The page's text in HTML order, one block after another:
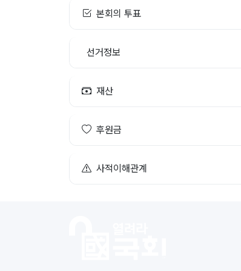
본회의 투표
선거정보
재산
후원금
사적이해관계